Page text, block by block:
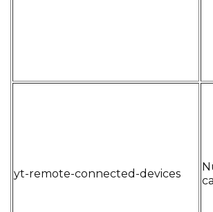
yt-remote-connected-devices